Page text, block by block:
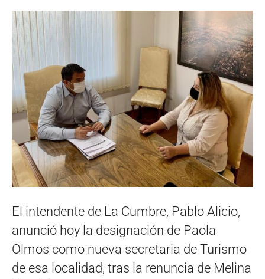
El intendente de La Cumbre, Pablo Alicio,
anunció hoy la designación de Paola
Olmos como nueva secretaria de Turismo
de esa localidad, tras la renuncia de Melina